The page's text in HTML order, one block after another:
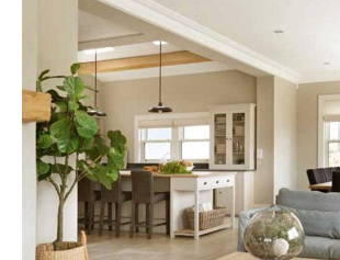
Κηφισιά
ΑΝΑΚΑΊΝΙΣΗ ΚΑΤΟΙΚΊΑΣ